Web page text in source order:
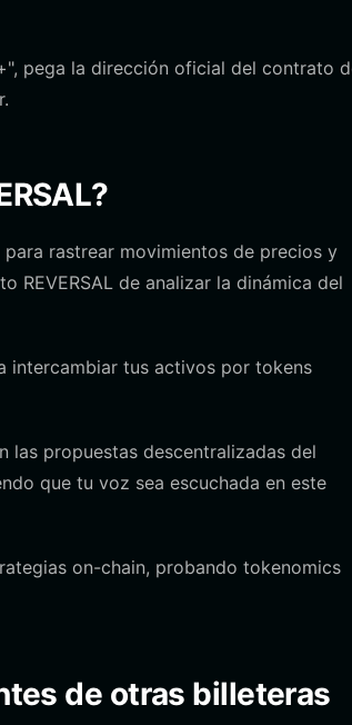
pega la dirección oficial del contrato
para rastrear movimientos de precios y
REVERSAL de analizar la dinámica del
intercambiar tus activos por tokens
las propuestas descentralizadas del
que tu voz sea escuchada en este
on-chain, probando tokenomics
de otras billeteras